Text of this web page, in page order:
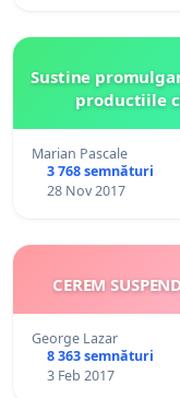
Sustine
productiile
Marian Pascale
3 768 semnături
28 Nov 2017
CEREM
George Lazar
8 363 semnături
3 Feb 2017